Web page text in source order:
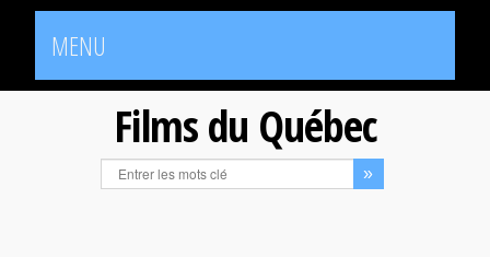
MENU
Films du Québec